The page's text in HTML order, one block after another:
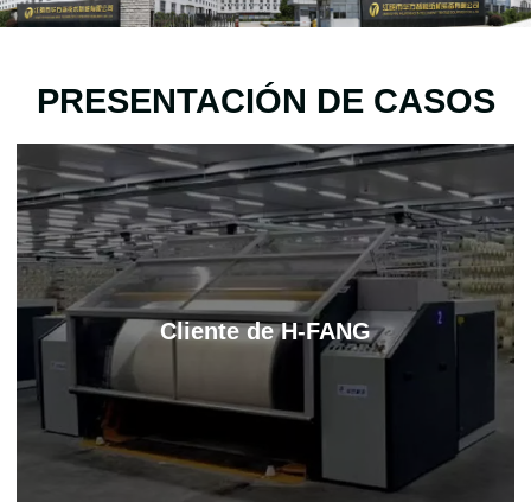
la marca "H-FANG", la serie de máquinas de urdido y la
PRESENTACIÓN DE CASOS
Cliente de H-FANG